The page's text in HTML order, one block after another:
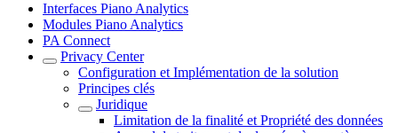
Interfaces Piano Analytics
Modules Piano Analytics
PA Connect
Privacy Center
Configuration et Implémentation de la solution
Principes clés
Juridique
Limitation de la finalité et Propriété des données